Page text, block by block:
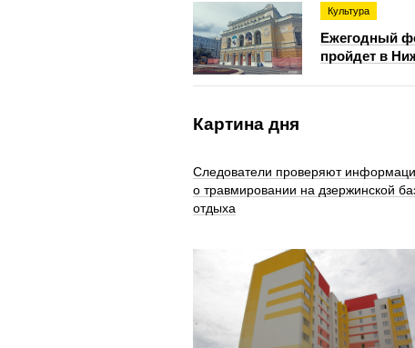
Культура
Ежегодный
пройдет в
Картина дня
Следователи проверяют
о травмировании на дзержинской
отдыха